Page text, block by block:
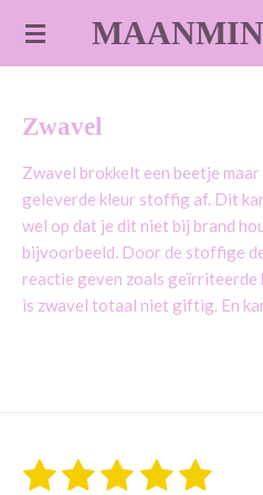
Ga
direct
hoofdinhoud
Zwavel
Zwavel brokkelt een beetje
geleverde kleur stoffig af. Dit
wel op dat je dit niet bij brand
bijvoorbeeld. Door de stoffige
reactie geven zoals geïrriteerde
is zwavel totaal niet giftig. En
R
1 2 3 4 5